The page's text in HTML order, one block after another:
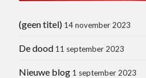
(geen titel) 14 november 2023
De dood 11 september 2023
Nieuwe blog 1 september 2023